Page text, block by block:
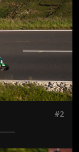
#2